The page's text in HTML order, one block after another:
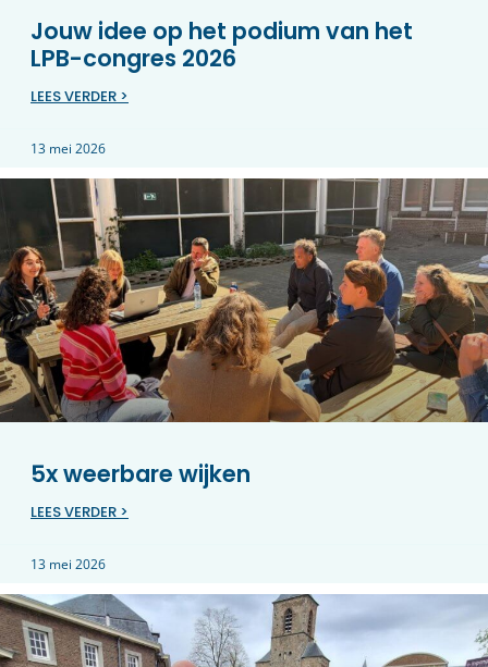
Jouw idee op het podium van het
LPB-congres 2026
LEES VERDER >
13 mei 2026
5x weerbare wijken
LEES VERDER >
13 mei 2026